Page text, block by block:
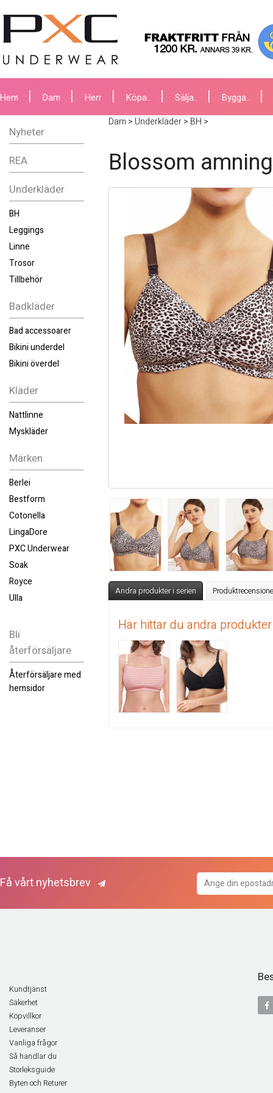
Hem Dam Herr Köpa.. Sälja.. Bygga..
Nyheter
REA
Underkläder
BH
Leggings
Linne
Trosor
Tillbehör
Badkläder
Bad accessoarer
Bikini underdel
Bikini överdel
Kläder
Nattlinne
Myskläder
Märken
Berlei
Bestform
Cotonella
LingaDore
PXC Underwear
Soak
Royce
Ulla
Bli
återförsäljare
Återförsäljare med
hemsidor
Dam > Underkläder> BH >
Blossom
Andra produkter i serien
Här hittar du andra
Få vårt nyhetsbrev
Kundtjänst
Säkerhet
Köpvillkor
Leveranser
Vanliga frågor
Så handlar du
Storleksguide
Byten och Returer